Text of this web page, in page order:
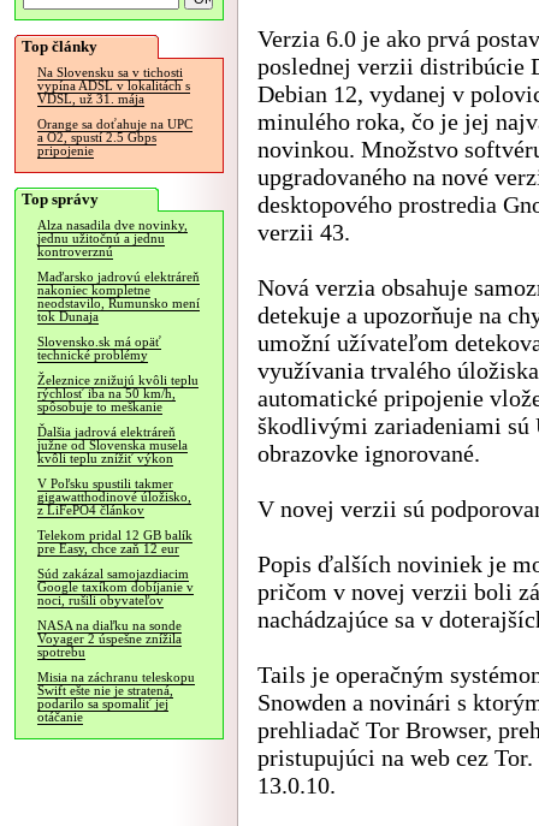
Top články
Na Slovensku sa v tichosti
vypína ADSL v lokalitách s
VDSL, už 31. mája
Orange sa doťahuje na UPC
a O2, spustí 2.5 Gbps
pripojenie
Top správy
Alza nasadila dve novinky,
jednu užitočnú a jednu
kontroverznú
Maďarsko jadrovú elektráreň
nakoniec kompletne
neodstavilo, Rumunsko mení
tok Dunaja
Slovensko.sk má opäť
technické problémy
Železnice znižujú kvôli teplu
rýchlosť iba na 50 km/h,
spôsobuje to meškanie
Ďalšia jadrová elektráreň
južne od Slovenska musela
kvôli teplu znížiť výkon
V Poľsku spustili takmer
gigawatthodinové úložisko,
z LiFePO4 článkov
Telekom pridal 12 GB balík
pre Easy, chce zaň 12 eur
Súd zakázal samojazdiacim
Google taxíkom dobíjanie v
noci, rušili obyvateľov
NASA na diaľku na sonde
Voyager 2 úspešne znížila
spotrebu
Misia na záchranu teleskopu
Swift ešte nie je stratená,
podarilo sa spomaliť jej
otáčanie
Verzia 6.0 je ako prvá
poslednej verzii distribúcie
Debian 12, vydanej v
minulého roka, čo je jej
novinkou. Množstvo
upgradovaného na nové
desktopového prostredia
verzii 43.
Nová verzia obsahuje
detekuje a upozorňuje na
umožní užívateľom
využívania trvalého
automatické pripojenie
škodlivými zariadeniami sú
obrazovke ignorované.
V novej verzii sú
Popis ďalších noviniek je
pričom v novej verzii boli
nachádzajúce sa v
Tails je operačným
Snowden a novinári s
prehliadač Tor Browser,
pristupujúci na web cez
13.0.10.